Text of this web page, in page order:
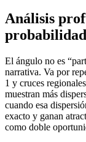
Análisis
probabilidad
El ángulo no es
narrativa. Va por
1 y cruces
muestran más
cuando esa
exacto y ganan
como doble